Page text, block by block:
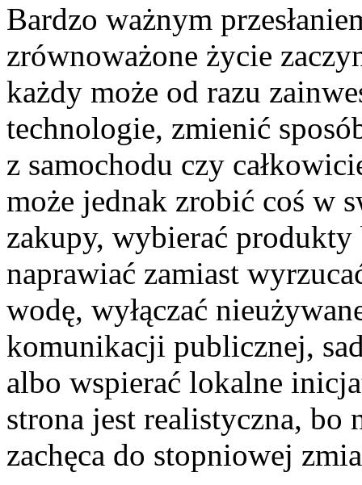
Bardzo ważnym
zrównoważone życie
każdy może od razu
technologie, zmienić
z samochodu czy
może jednak zrobić coś w
zakupy, wybierać produkty
naprawiać zamiast
wodę, wyłączać
komunikacji publicznej,
albo wspierać lokalne
strona jest realistyczna,
zachęca do stopniowej